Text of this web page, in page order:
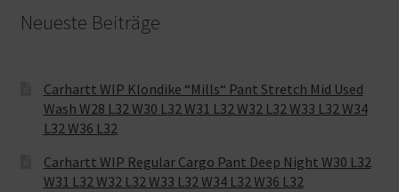
Neueste Beiträge
Carhartt WIP Klondike “Mills“ Pant Stretch Mid Used
Wash W28 L32 W30 L32 W31 L32 W32 L32 W33 L32 W34
L32 W36 L32
Carhartt WIP Regular Cargo Pant Deep Night W30 L32
W31 L32 W32 L32 W33 L32 W34 L32 W36 L32